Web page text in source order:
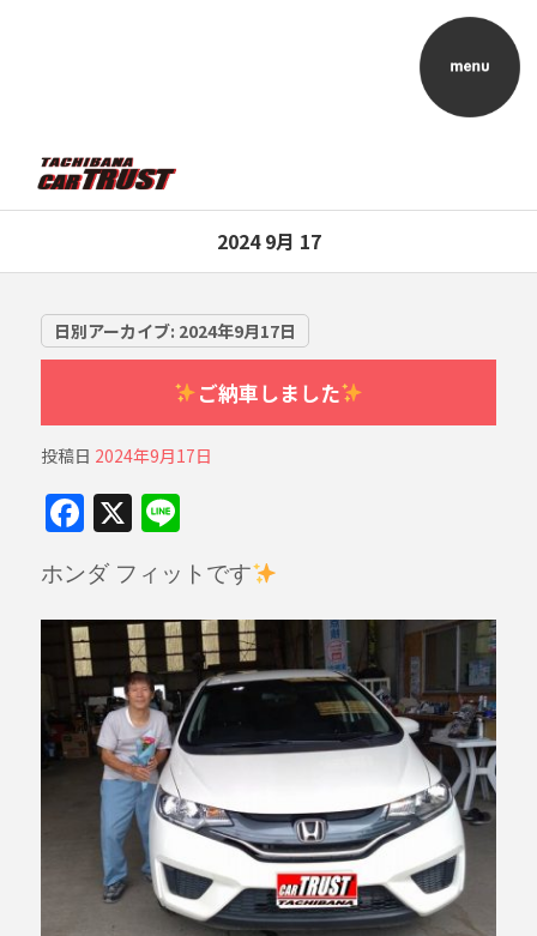
2024 9月 17
日別アーカイブ: 2024年9月17日
ご納車しました
投稿日 2024年9月17日
F
a
c
e
b
o
o
k
X Li
n
e
ホンダ フィットです